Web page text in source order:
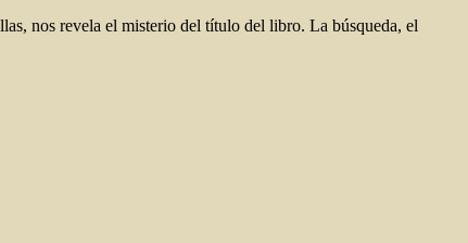
nos revela el misterio del título del libro. La búsqueda, el